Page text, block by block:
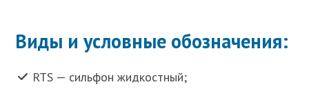
Виды и условные обозначения:
RTS — сильфон жидкостный;